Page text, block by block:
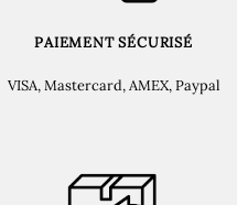
PAIEMENT SÉCURISÉ
VISA, Mastercard, AMEX, Paypal